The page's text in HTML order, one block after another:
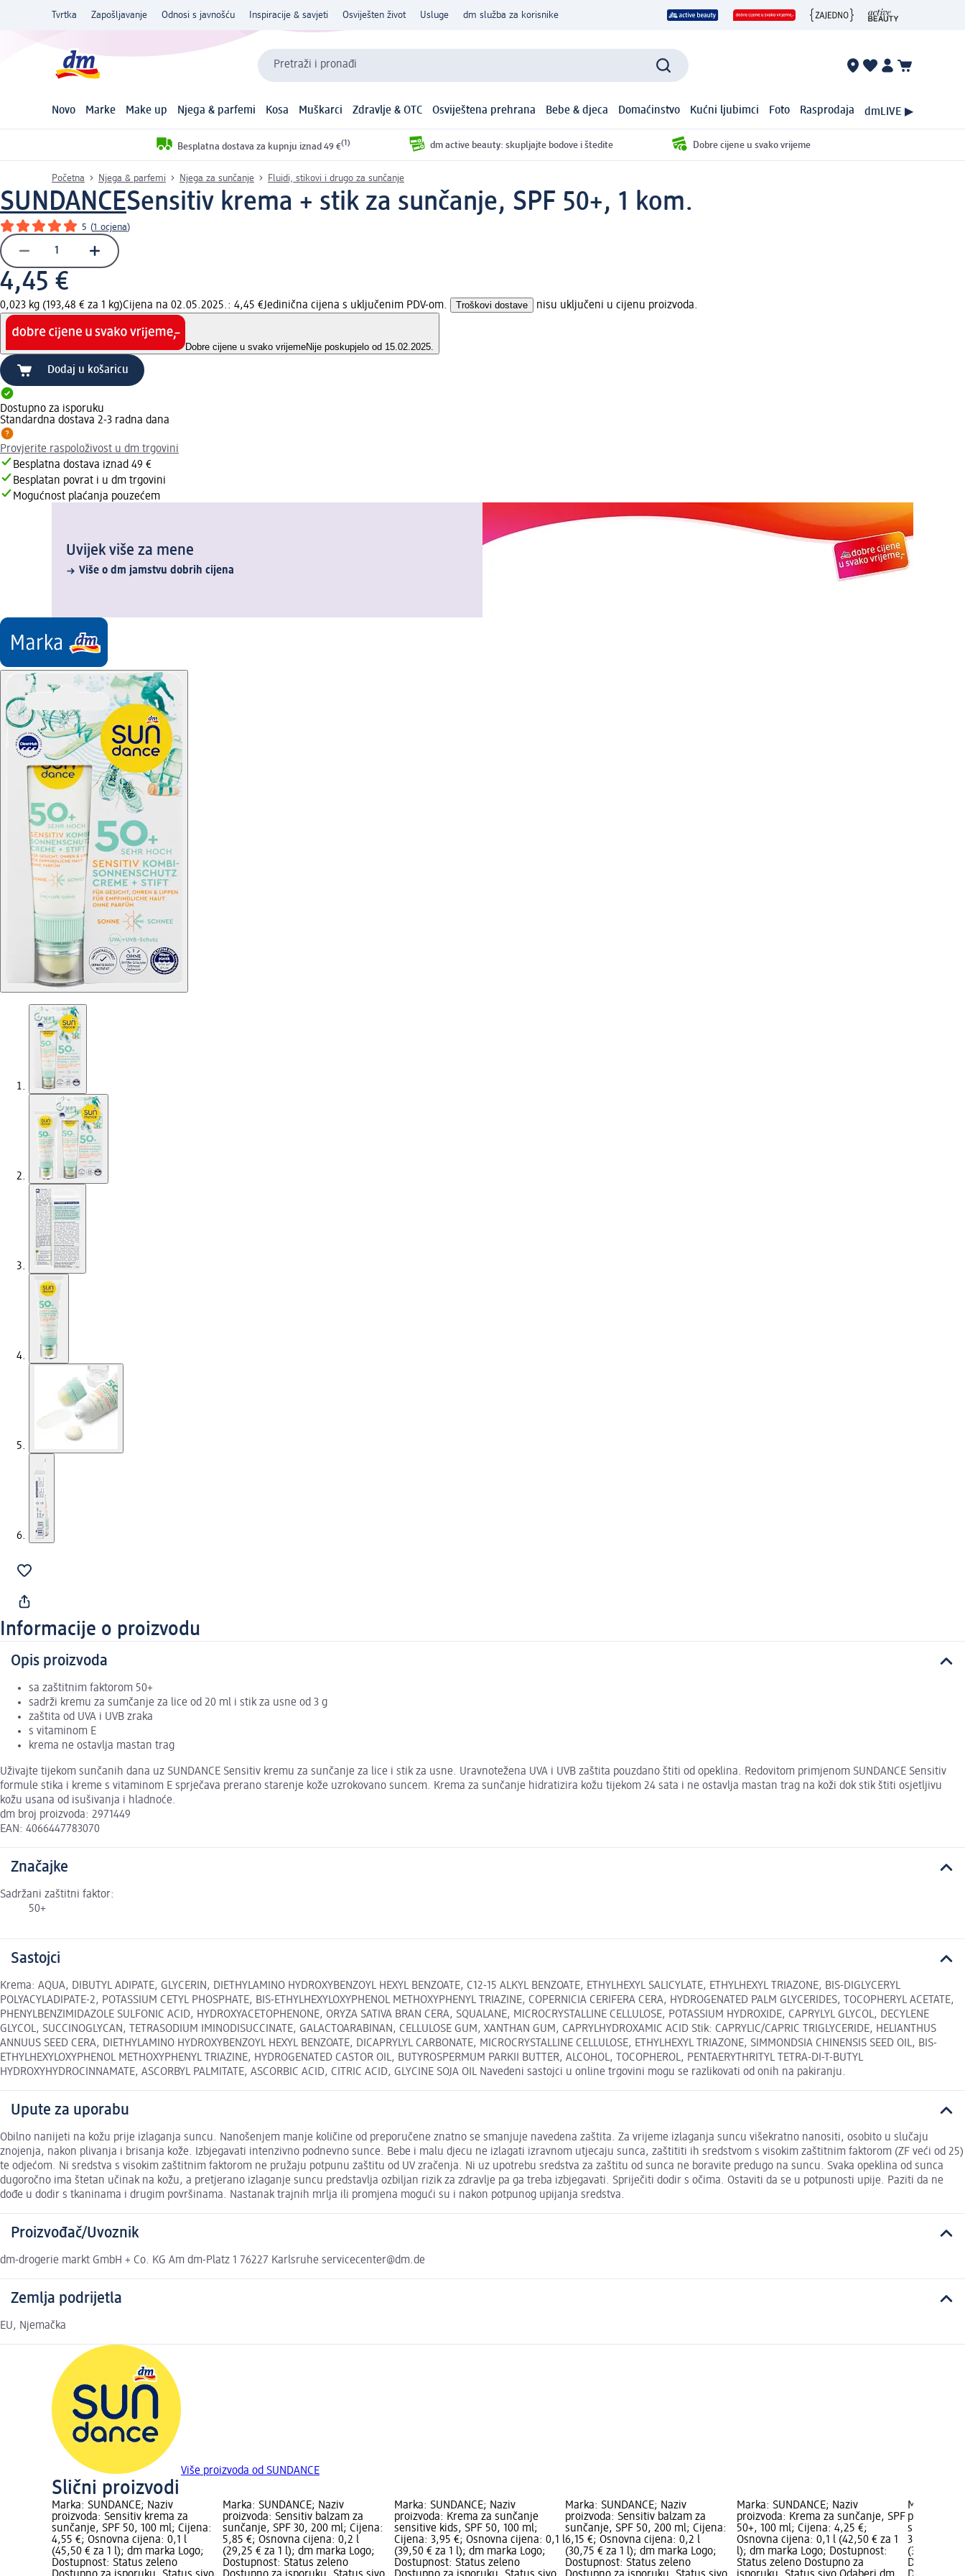
Tvrtka Zapošljavanje Odnosi s javnošću Inspiracije & savjeti Osviješten život Usluge dm služba za korisnike
Pretraži i pronađi
Novo Marke Make up Njega & parfemi Kosa Muškarci Zdravlje & OTC Osviještena prehrana Bebe & djeca Domaćinstvo Kućni ljubimci Foto Rasprodaja dmLIVE ▶
Besplatna dostava za kupnju iznad 49 €(1) dm active beauty: skupljajte bodove i štedite Dobre cijene u svako vrijeme
Početna Njega & parfemi Njega za sunčanje Fluidi, stikovi i drugo za sunčanje
SUNDANCESensitiv krema + stik za sunčanje, SPF 50+, 1 kom.
5 (1 ocjena)
4,45 €
0,023 kg (193,48 € za 1 kg)Cijena na 02.05.2025.: 4,45 €Jedinična cijena s uključenim PDV-om. Troškovi dostave nisu uključeni u cijenu proizvoda.
Dobre cijene u svako vrijemeNije poskupjelo od 15.02.2025.
Dodaj u košaricu
Dostupno za isporuku
Standardna dostava 2-3 radna dana
Provjerite raspoloživost u dm trgovini
Besplatna dostava iznad 49 €
Besplatan povrat i u dm trgovini
Mogućnost plaćanja pouzećem
Uvijek više za mene
Više o dm jamstvu dobrih cijena
Informacije o proizvodu
Opis proizvoda
sa zaštitnim faktorom 50+
sadrži kremu za sumčanje za lice od 20 ml i stik za usne od 3 g
zaštita od UVA i UVB zraka
s vitaminom E
krema ne ostavlja mastan trag
Uživajte tijekom sunčanih dana uz SUNDANCE Sensitiv kremu za sunčanje za lice i stik za usne. Uravnotežena UVA i UVB zaštita pouzdano štiti od opeklina. Redovitom primjenom SUNDANCE Sensitiv
formule stika i kreme s vitaminom E sprječava prerano starenje kože uzrokovano suncem. Krema za sunčanje hidratizira kožu tijekom 24 sata i ne ostavlja mastan trag na koži dok stik štiti osjetljivu
kožu usana od isušivanja i hladnoće.
dm broj proizvoda: 2971449
EAN: 4066447783070
Značajke
Sadržani zaštitni faktor:
50+
Sastojci
Krema: AQUA, DIBUTYL ADIPATE, GLYCERIN, DIETHYLAMINO HYDROXYBENZOYL HEXYL BENZOATE, C12-15 ALKYL BENZOATE, ETHYLHEXYL SALICYLATE, ETHYLHEXYL TRIAZONE, BIS-DIGLYCERYL
POLYACYLADIPATE-2, POTASSIUM CETYL PHOSPHATE, BIS-ETHYLHEXYLOXYPHENOL METHOXYPHENYL TRIAZINE, COPERNICIA CERIFERA CERA, HYDROGENATED PALM GLYCERIDES, TOCOPHERYL ACETATE,
PHENYLBENZIMIDAZOLE SULFONIC ACID, HYDROXYACETOPHENONE, ORYZA SATIVA BRAN CERA, SQUALANE, MICROCRYSTALLINE CELLULOSE, POTASSIUM HYDROXIDE, CAPRYLYL GLYCOL, DECYLENE
GLYCOL, SUCCINOGLYCAN, TETRASODIUM IMINODISUCCINATE, GALACTOARABINAN, CELLULOSE GUM, XANTHAN GUM, CAPRYLHYDROXAMIC ACID Stik: CAPRYLIC/CAPRIC TRIGLYCERIDE, HELIANTHUS
ANNUUS SEED CERA, DIETHYLAMINO HYDROXYBENZOYL HEXYL BENZOATE, DICAPRYLYL CARBONATE, MICROCRYSTALLINE CELLULOSE, ETHYLHEXYL TRIAZONE, SIMMONDSIA CHINENSIS SEED OIL, BIS-
ETHYLHEXYLOXYPHENOL METHOXYPHENYL TRIAZINE, HYDROGENATED CASTOR OIL, BUTYROSPERMUM PARKII BUTTER, ALCOHOL, TOCOPHEROL, PENTAERYTHRITYL TETRA-DI-T-BUTYL
HYDROXYHYDROCINNAMATE, ASCORBYL PALMITATE, ASCORBIC ACID, CITRIC ACID, GLYCINE SOJA OIL Navedeni sastojci u online trgovini mogu se razlikovati od onih na pakiranju.
Upute za uporabu
Obilno nanijeti na kožu prije izlaganja suncu. Nanošenjem manje količine od preporučene znatno se smanjuje navedena zaštita. Za vrijeme izlaganja suncu višekratno nanositi, osobito u slučaju
znojenja, nakon plivanja i brisanja kože. Izbjegavati intenzivno podnevno sunce. Bebe i malu djecu ne izlagati izravnom utjecaju sunca, zaštititi ih sredstvom s visokim zaštitnim faktorom (ZF veći od 25)
te odjećom. Ni sredstva s visokim zaštitnim faktorom ne pružaju potpunu zaštitu od UV zračenja. Ni uz upotrebu sredstva za zaštitu od sunca ne boravite predugo na suncu. Svaka opeklina od sunca
dugoročno ima štetan učinak na kožu, a pretjerano izlaganje suncu predstavlja ozbiljan rizik za zdravlje pa ga treba izbjegavati. Spriječiti dodir s očima. Ostaviti da se u potpunosti upije. Paziti da ne
dođe u dodir s tkaninama i drugim površinama. Nastanak trajnih mrlja ili promjena mogući su i nakon potpunog upijanja sredstva.
Proizvođač/Uvoznik
dm-drogerie markt GmbH + Co. KG Am dm-Platz 1 76227 Karlsruhe servicecenter@dm.de
Zemlja podrijetla
EU, Njemačka
Više proizvoda od SUNDANCE
Slični proizvodi
Marka: SUNDANCE; Naziv
proizvoda: Sensitiv krema za
sunčanje, SPF 50, 100 ml; Cijena:
4,55 €; Osnovna cijena: 0,1 l
(45,50 € za 1 l); dm marka Logo;
Dostupnost: Status zeleno
Marka: SUNDANCE; Naziv
proizvoda: Sensitiv balzam za
sunčanje, SPF 30, 200 ml; Cijena:
5,85 €; Osnovna cijena: 0,2 l
(29,25 € za 1 l); dm marka Logo;
Dostupnost: Status zeleno
Marka: SUNDANCE; Naziv
proizvoda: Krema za sunčanje
sensitive kids, SPF 50, 100 ml;
Cijena: 3,95 €; Osnovna cijena: 0,1 l
(39,50 € za 1 l); dm marka Logo;
Dostupnost: Status zeleno
Marka: SUNDANCE; Naziv
proizvoda: Sensitiv balzam za
sunčanje, SPF 50, 200 ml; Cijena:
6,15 €; Osnovna cijena: 0,2 l
(30,75 € za 1 l); dm marka Logo;
Dostupnost: Status zeleno
Marka: SUNDANCE; Naziv
proizvoda: Krema za sunčanje, SPF
50+, 100 ml; Cijena: 4,25 €;
Osnovna cijena: 0,1 l (42,50 € za 1
l); dm marka Logo; Dostupnost:
Status zeleno Dostupno za
Marka:
proizvoda:
sunčanje,
3,60 €;
(36,00 € za